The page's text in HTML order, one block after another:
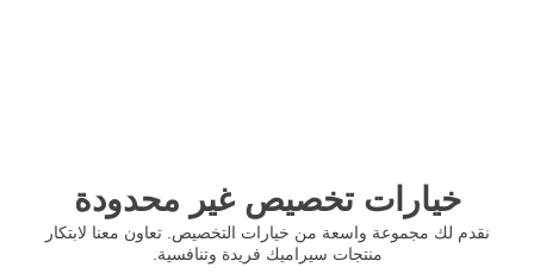
خيارات تخصيص غير محدودة
نقدم لك مجموعة واسعة من خيارات التخصيص. تعاون معنا لابتكار
منتجات سيراميك فريدة وتنافسية.